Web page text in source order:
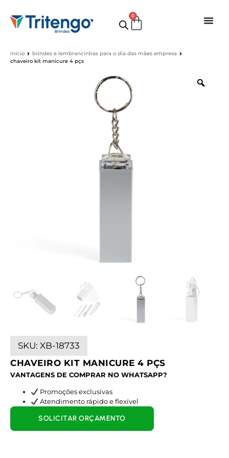
0
início
brindes e lembrancinhas para o dia das mães empresa
chaveiro kit manicure 4 pçs
SKU: XB-18733
CHAVEIRO KIT MANICURE 4 PÇS
VANTAGENS DE COMPRAR NO WHATSAPP?
Promoções exclusivas
Atendimento rápido e flexível
SOLICITAR ORÇAMENTO